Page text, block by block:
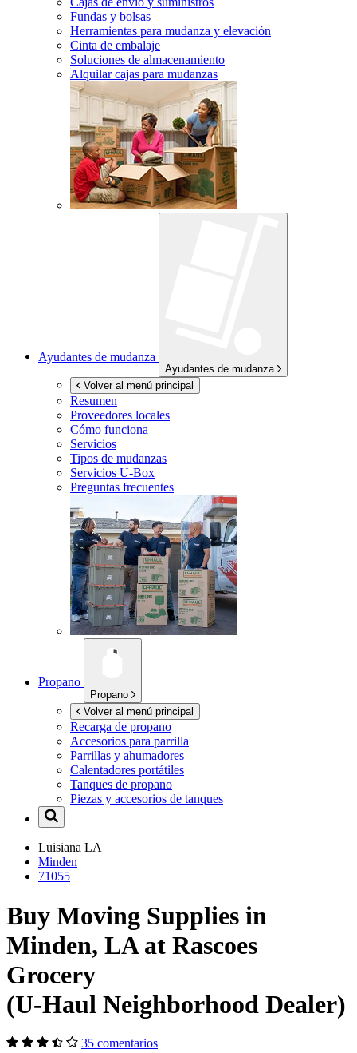
Fundas y bolsas
Herramientas para mudanza y elevación
Cinta de embalaje
Soluciones de almacenamiento
Alquilar cajas para mudanzas
Ayudantes de mudanza
Ayudantes de mudanza
Volver al menú principal
Resumen
Proveedores locales
Cómo funciona
Servicios
Tipos de mudanzas
Servicios U-Box
Preguntas frecuentes
Propano
Propano
Volver al menú principal
Recarga de propano
Accesorios para parrilla
Parrillas y ahumadores
Calentadores portátiles
Tanques de propano
Piezas y accesorios de tanques
Luisiana LA
Minden
71055
Buy Moving Supplies in
Minden, LA at Rascoes
Grocery
(U-Haul Neighborhood Dealer)
35 comentarios